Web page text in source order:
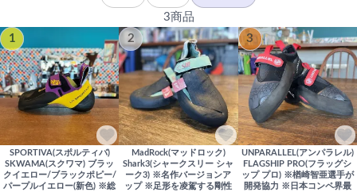
3商品
1
SPORTIVA(スポルティバ)
SKWAMA(スクワマ) ブラッ
クイエロー/ブラックポピー/
パープルイエロー(新色) ※総
2
MadRock(マッドロック)
Shark3(シャークスリー シャ
ーク3) ※名作バージョンア
ップ ※足形を凌駕する剛性
3
UNPARALLEL(アンパラレル)
FLAGSHIP PRO(フラッグシ
ップ プロ) ※楢崎智亜選手が
開発協力 ※日本コンペ界最